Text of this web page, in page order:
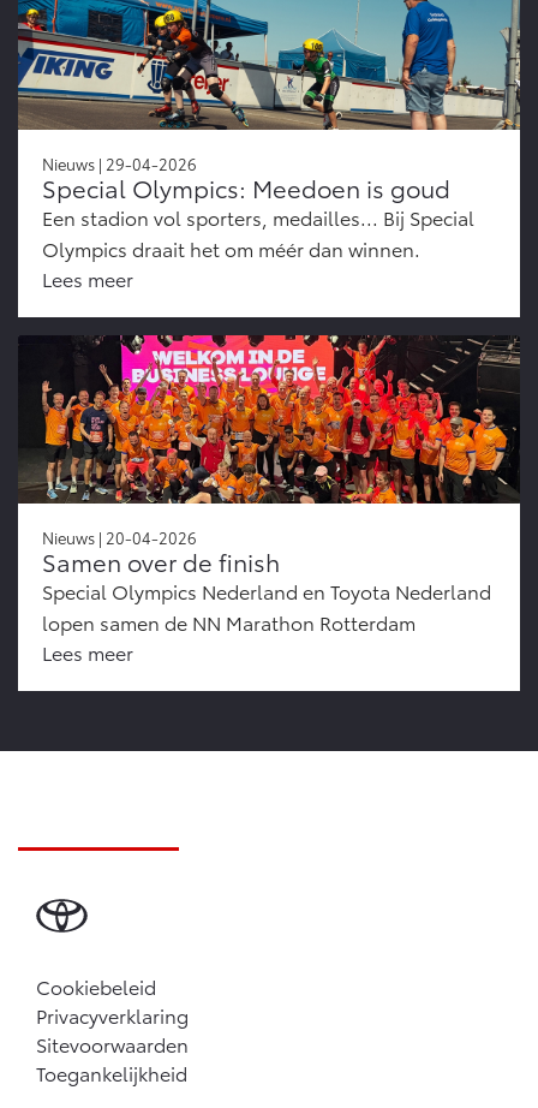
Nieuws | 29-04-2026
Special Olympics: Meedoen is goud
Een stadion vol sporters, medailles... Bij Special
Olympics draait het om méér dan winnen.
Lees meer
Nieuws | 20-04-2026
Samen over de finish
Special Olympics Nederland en Toyota Nederland
lopen samen de NN Marathon Rotterdam
Lees meer
Cookiebeleid
Privacyverklaring
Sitevoorwaarden
Toegankelijkheid